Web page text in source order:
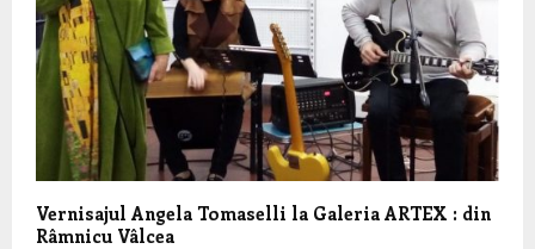
Vernisajul Angela Tomaselli la Galeria ARTEX : din
Râmnicu Vâlcea